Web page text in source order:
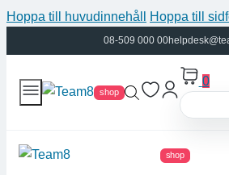
Hoppa till huvudinnehåll Hoppa till
08-509 000 00
shop
0
shop